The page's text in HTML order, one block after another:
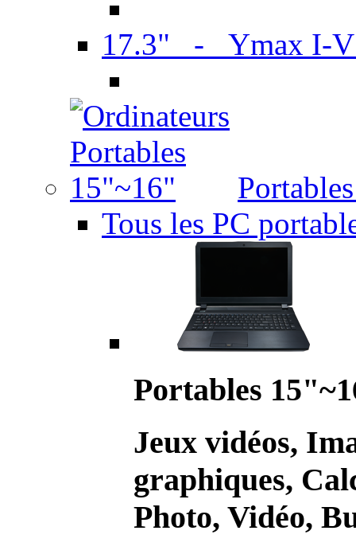
17.3" - Ymax I-
Tous les PC
Portables
Jeux vidéos,
graphiques,
Photo, Vidéo,